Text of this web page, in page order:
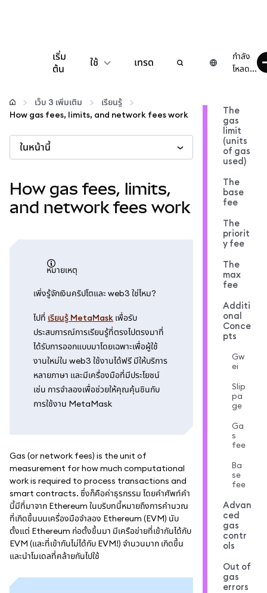
เริ่ม
ต้น
ใช้
กำหนดค่า
เว็บ 3 เพิ่มเติม
รักษาความปลอดภัย
เทรด
กำลัง
โหลด...
เว็บ 3 เพิ่มเติม
เรียนรู้
How gas fees, limits, and network fees work
ในหน้านี้
How gas fees, limits,
and network fees work
หมายเหตุ
เพิ่งรู้จักเงินคริปโตและ web3 ใช่ไหม?
ไปที่ เรียนรู้ MetaMask เพื่อรับ
ประสบการณ์การเรียนรู้ที่ตรงไปตรงมาที่
ได้รับการออกแบบมาโดยเฉพาะเพื่อผู้ใช้
งานใหม่ใน web3 ใช้งานได้ฟรี มีให้บริการ
หลายภาษา และมีเครื่องมือที่มีประโยชน์
เช่น การจำลองเพื่อช่วยให้คุณคุ้นชินกับ
การใช้งาน MetaMask
Gas (or network fees) is the unit of
measurement for how much computational
work is required to process transactions and
smart contracts. ซึ่งก็คือค่าธุรกรรม โดยคำศัพท์คำ
นี้มีที่มาจาก Ethereum ในบริบทนี้หมายถึงการคำนวณ
ที่เกิดขึ้นบนเครื่องมือจำลอง Ethereum (EVM) นับ
ตั้งแต่ Ethereum ก่อตั้งขึ้นมา มีเครือข่ายที่เข้ากันได้กับ
EVM (และที่เข้ากันไม่ได้กับ EVM!) จำนวนมาก เกิดขึ้น
และนำโมเดลที่คล้ายกันไปใช้
The
gas
limit
(units
of gas
used)
The
base
fee
The
priorit
y fee
The
max
fee
Additi
onal
Conce
pts
Gw
ei
Slip
pa
ge
Ga
s
fee
Ba
se
fee
Advan
ced
gas
contr
ols
Out of
gas
errors